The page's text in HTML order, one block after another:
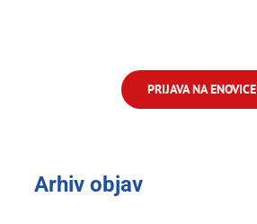
PRIJAVA NA ENOVICE
Arhiv objav